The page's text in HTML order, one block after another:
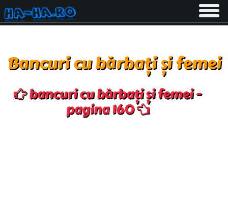
Toggle
Bancuri cu bărbați și femei
bancuri cu bărbați și femei -
pagina 160